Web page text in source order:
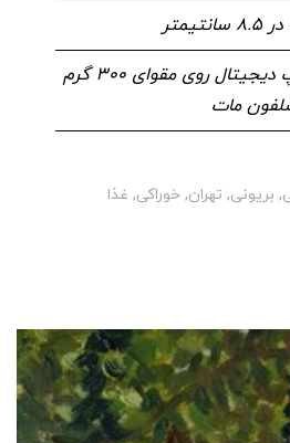
چاپ دیجیتال روی مقوای ۳۰۰ گرم
مات
, بریونی, تهران, خوراکی, غذا